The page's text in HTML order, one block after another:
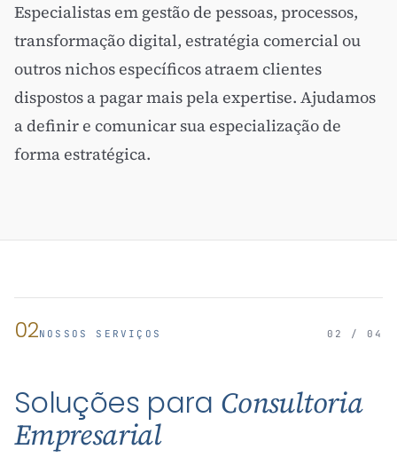
Especialistas em gestão de pessoas, processos,
transformação digital, estratégia comercial ou
outros nichos específicos atraem clientes
dispostos a pagar mais pela expertise. Ajudamos
a definir e comunicar sua especialização de
forma estratégica.
02NOSSOS SERVIÇOS 02 / 04
Soluções para Consultoria
Empresarial